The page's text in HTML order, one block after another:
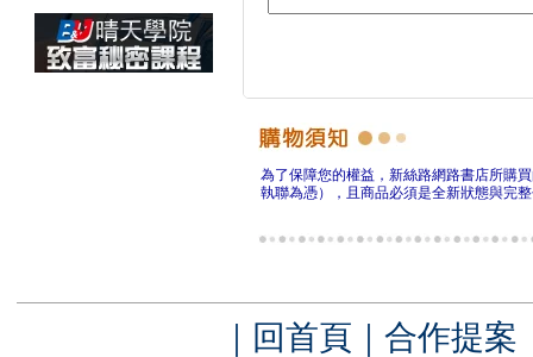
為了保障您的權益，新絲路網路書店所購
執聯為憑），且商品必須是全新狀態與完
｜ 回首頁 ｜ 合作提案